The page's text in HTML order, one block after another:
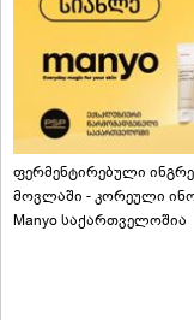
ფერმენტირებული
მოვლაში - კორეული
Manyo საქართველოშია